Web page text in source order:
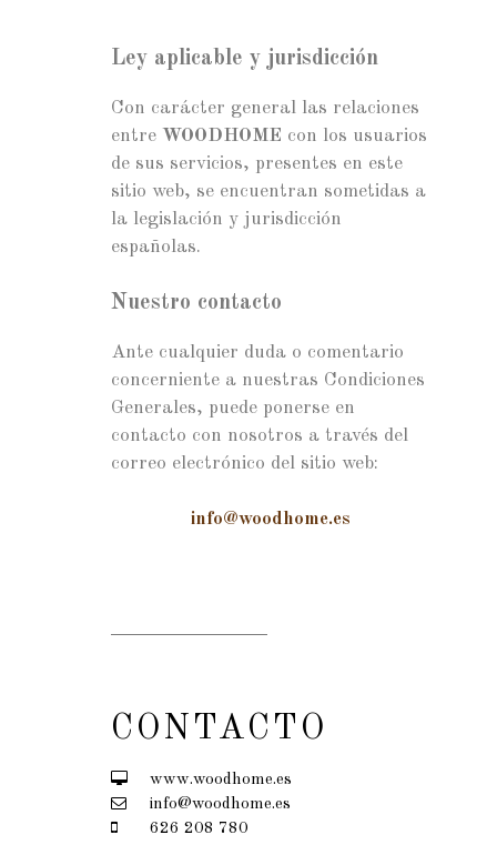
Ley aplicable y jurisdicción
Con carácter general las relaciones
entre WOODHOME con los usuarios
de sus servicios, presentes en este
sitio web, se encuentran sometidas a
la legislación y jurisdicción
españolas.
Nuestro contacto
Ante cualquier duda o comentario
concerniente a nuestras Condiciones
Generales, puede ponerse en
contacto con nosotros a través del
correo electrónico del sitio web:
info@woodhome.es
CONTACTO
www.woodhome.es
info@woodhome.es
626 208 780